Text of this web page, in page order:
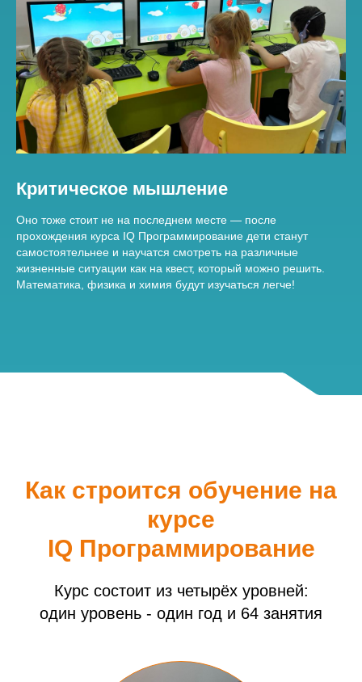
Критическое мышление
Оно тоже стоит не на последнем месте — после
прохождения курса IQ Программирование дети станут
самостоятельнее и научатся смотреть на различные
жизненные ситуации как на квест, который можно решить.
Математика, физика и химия будут изучаться легче!
Как строится обучение на
курсе
IQ Программирование
Курс состоит из четырёх уровней:
один уровень - один год и 64 занятия